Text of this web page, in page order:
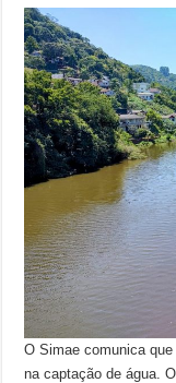
O Simae comunica
na captação de água.